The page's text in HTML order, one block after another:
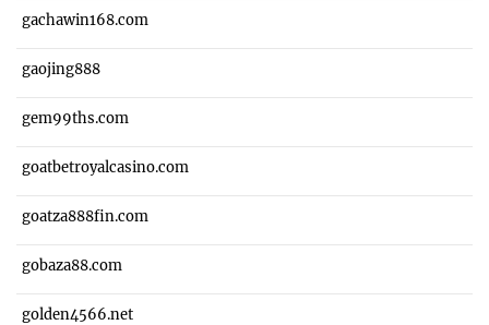
gachawin168.com
gaojing888
gem99ths.com
goatbetroyalcasino.com
goatza888fin.com
gobaza88.com
golden4566.net